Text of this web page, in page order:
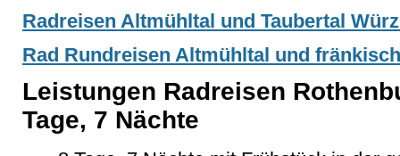
Radreisen Altmühltal und Taubertal
Rad Rundreisen Altmühltal und
Leistungen Radreisen
Tage, 7 Nächte